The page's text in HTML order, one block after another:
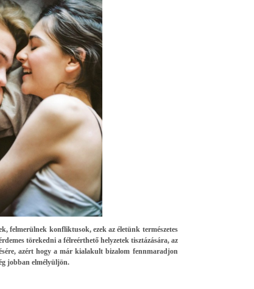
felmerülnek konfliktusok, ezek az életünk természetes
törekedni a félreérthető helyzetek tisztázására, az
azért hogy a már kialakult bizalom fennmaradjon
jobban elmélyüljön.